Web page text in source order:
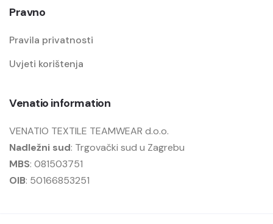
Pravno
Pravila privatnosti
Uvjeti korištenja
Venatio information
VENATIO TEXTILE TEAMWEAR d.o.o.
Nadležni sud: Trgovački sud u Zagrebu
MBS: 081503751
OIB: 50166853251